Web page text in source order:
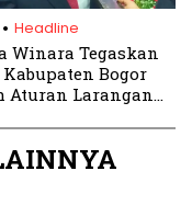
. Headline
Winara Tegaskan
Kabupaten Bogor
Aturan Larangan